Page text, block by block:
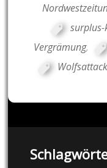
Vergrämung,